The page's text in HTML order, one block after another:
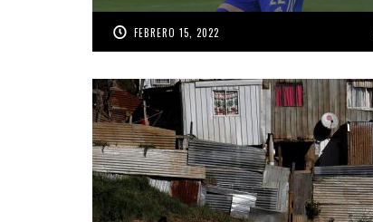
FEBRERO 15, 2022